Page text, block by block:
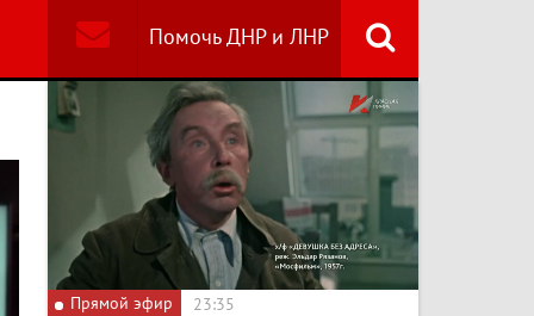
Помочь ДНР и ЛНР
Прямой эфир 23:35
Специальный репортаж
«Изменимся или
вымрем»
К ГРАЖДАНАМ
РОССИИ! Обращение
Г.А. Зюганова,
Председателя ЦК